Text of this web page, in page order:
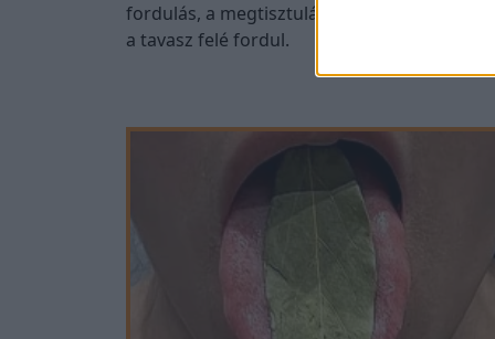
fordulás, a megtisztulás és a felkészülés
a tavasz felé fordul.